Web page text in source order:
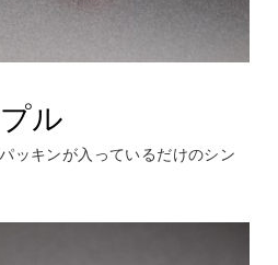
ル
ッキンが入っているだけのシン